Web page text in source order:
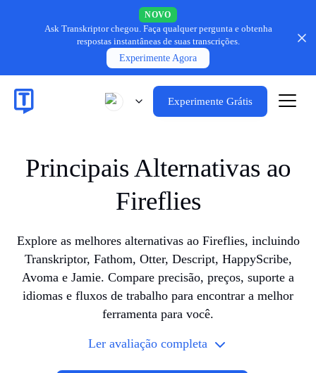
NOVO
Ask Transkriptor chegou. Faça qualquer pergunta e obtenha
respostas instantâneas de suas transcrições.
Experimente Agora
Experimente Grátis
Principais Alternativas ao
Fireflies
Explore as melhores alternativas ao Fireflies, incluindo
Transkriptor, Fathom, Otter, Descript, HappyScribe,
Avoma e Jamie. Compare precisão, preços, suporte a
idiomas e fluxos de trabalho para encontrar a melhor
ferramenta para você.
Ler avaliação completa